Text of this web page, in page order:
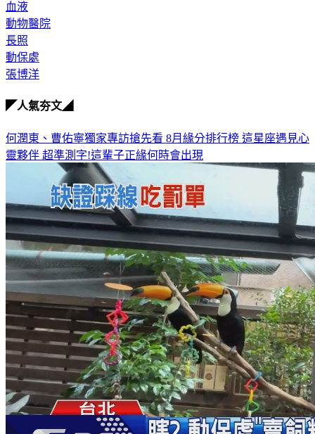
血液
動物醫院
長照
動保處
張博洋
◤人氣夯文◢
何潤東、曹佑寧獨家專訪搶先看 8月緣分排行榜 這星座遇見心
靈夥伴 超準測字!這輩子正緣何時會出現